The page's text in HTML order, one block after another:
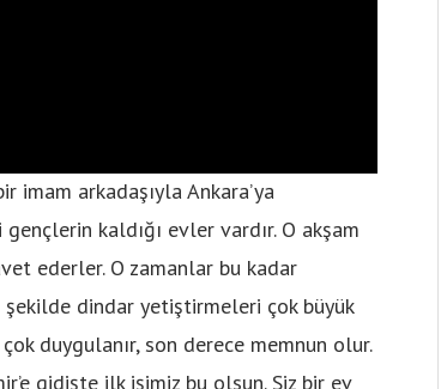
imam arkadaşıyla Ankara’ya
kaldığı evler vardır. O akşam
ederler. O zamanlar bu kadar
dindar yetiştirmeleri çok büyük
duygulanır, son derece memnun olur.
gidişte ilk işimiz bu olsun. Siz bir ev